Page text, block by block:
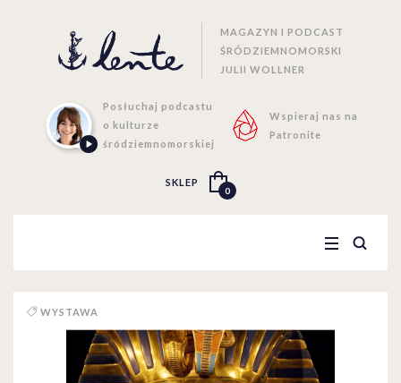
MAGAZYN I PODCAST
ŚRÓDZIEMNOMORSKI
JULII WOLLNER
Posłuchaj podcastu
o kulturze
śródziemnomorskiej
Wspieraj nas na
Patronite
SKLEP
0
WYSTAWA